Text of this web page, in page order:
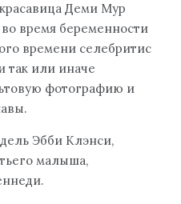
Деми Мур
время беременности
времени селебритис
так или иначе
фотографию и
Эбби Клэнси,
малыша,